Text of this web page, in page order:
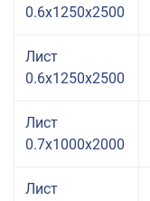
0.6x1250x2500
Лист
0.6x1250x2500
Лист
0.7x1000x2000
Лист